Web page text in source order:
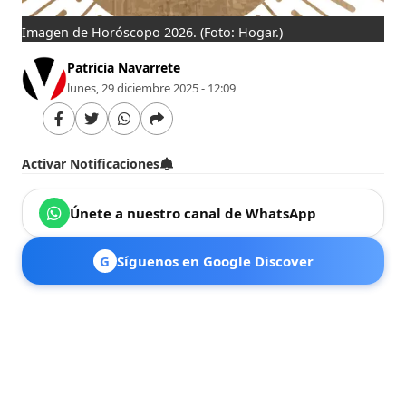
Imagen de Horóscopo 2026. (Foto: Hogar.)
Patricia Navarrete
lunes, 29 diciembre 2025 - 12:09
Activar Notificaciones
Únete a nuestro canal de WhatsApp
G Síguenos en Google Discover